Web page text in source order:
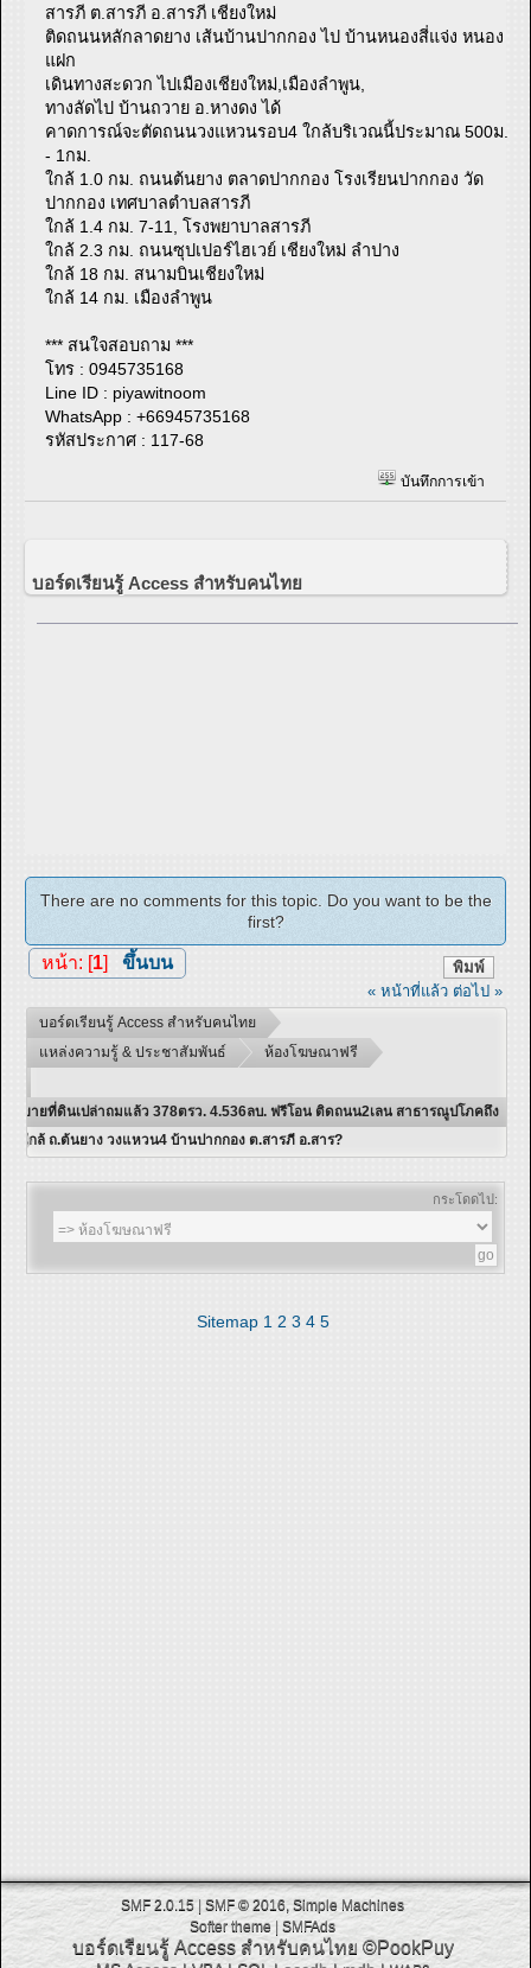
สารภี ต.สารภี อ.สารภี เชียงใหม่
ติดถนนหลักลาดยาง เส้นบ้านปากกอง ไป บ้านหนองสี่แจ่ง หนอง
แฝก
เดินทางสะดวก ไปเมืองเชียงใหม่,เมืองลำพูน,
ทางลัดไป บ้านถวาย อ.หางดง ได้
คาดการณ์จะตัดถนนวงแหวนรอบ4 ใกล้บริเวณนี้ประมาณ 500ม.
- 1กม.
ใกล้ 1.0 กม. ถนนต้นยาง ตลาดปากกอง โรงเรียนปากกอง วัด
ปากกอง เทศบาลตำบลสารภี
ใกล้ 1.4 กม. 7-11, โรงพยาบาลสารภี
ใกล้ 2.3 กม. ถนนซุปเปอร์ไฮเวย์ เชียงใหม่ ลำปาง
ใกล้ 18 กม. สนามบินเชียงใหม่
ใกล้ 14 กม. เมืองลำพูน
*** สนใจสอบถาม ***
โทร : 0945735168
Line ID : piyawitnoom
WhatsApp : +66945735168
รหัสประกาศ : 117-68
บันทึกการเข้า
บอร์ดเรียนรู้ Access สำหรับคนไทย
There are no comments for this topic. Do you want to be the
first?
พิมพ์
หน้า: [ 1] ขึ้นบน
« หน้าที่แล้ว ต่อไป »
บอร์ดเรียนรู้ Access สำหรับคนไทย
แหล่งความรู้ & ประชาสัมพันธ์
ห้องโฆษณาฟรี
ขายที่ดินเปล่าถมแล้ว 378ตรว. 4.536ลบ. ฟรีโอน ติดถนน2เลน สาธารณูปโภคถึง
ใกล้ ถ.ต้นยาง วงแหวน4 บ้านปากกอง ต.สารภี อ.สาร?
กระโดดไป:
Sitemap 1 2 3 4 5
SMF 2.0.15| SMF © 2016 Simple Machines
Softer theme
SMFAds
บอร์ดเรียนรู้ Access สำหรับคนไทย ©PookPuy